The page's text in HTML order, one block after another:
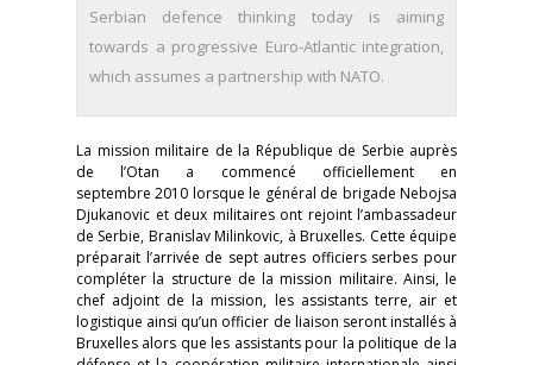
Serbian defence thinking today is aiming
towards a progressive Euro-Atlantic integration,
which assumes a partnership with NATO.
La mission militaire de la République de Serbie auprès
de l’Otan a commencé officiellement en
septembre 2010 lorsque le général de brigade Nebojsa
Djukanovic et deux militaires ont rejoint l’ambassadeur
de Serbie, Branislav Milinkovic, à Bruxelles. Cette équipe
préparait l’arrivée de sept autres officiers serbes pour
compléter la structure de la mission militaire. Ainsi, le
chef adjoint de la mission, les assistants terre, air et
logistique ainsi qu’un officier de liaison seront installés à
Bruxelles alors que les assistants pour la politique de la